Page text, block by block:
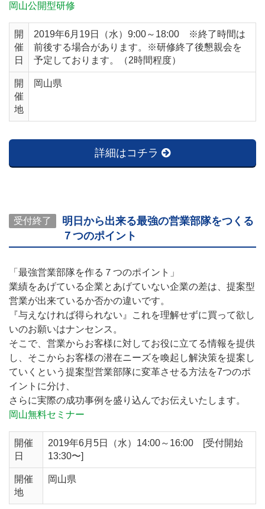
岡山公開型研修
開
催
日
2019年6月19日（水）9:00～18:00 ※終了時間は
前後する場合があります。※研修終了後懇親会を
予定しております。（2時間程度）
開
催
地
岡山県
詳細はコチラ
受付終了
明日から出来る最強の営業部隊をつくる
７つのポイント
「最強営業部隊を作る７つのポイント」
業績をあげている企業とあげていない企業の差は、提案型
営業が出来ているか否かの違いです。
『与えなければ得られない』これを理解せずに買って欲し
いのお願いはナンセンス。
そこで、営業からお客様に対してお役に立てる情報を提供
し、そこからお客様の潜在ニーズを喚起し解決策を提案し
ていくという提案型営業部隊に変革させる方法を7つのポ
イントに分け、
さらに実際の成功事例を盛り込んでお伝えいたします。
岡山無料セミナー
開催
日
2019年6月5日（水）14:00～16:00 [受付開始
13:30〜]
開催
地
岡山県